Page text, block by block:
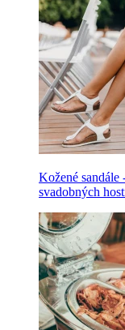
Kožené sandále
svadobných